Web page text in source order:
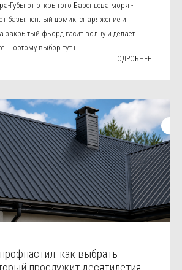
Губы от открытого Баренцева моря -
базы: тёплый домик, снаряжение и
закрытый фьорд гасит волну и делает
Поэтому выбор тут н...
ПОДРОБНЕЕ
как выбрать